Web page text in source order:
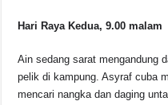
Hari Raya Kedua, 9.00 malam
Ain sedang sarat mengandung
pelik di kampung. Asyraf cuba
mencari nangka dan daging